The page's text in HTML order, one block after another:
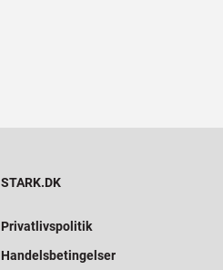
STARK.DK
Privatlivspolitik
Handelsbetingelser